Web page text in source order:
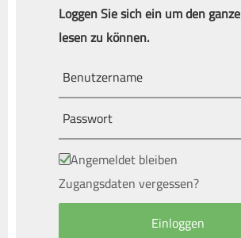
Loggen Sie sich ein um den
lesen zu können.
Angemeldet bleiben
Zugangsdaten vergessen?